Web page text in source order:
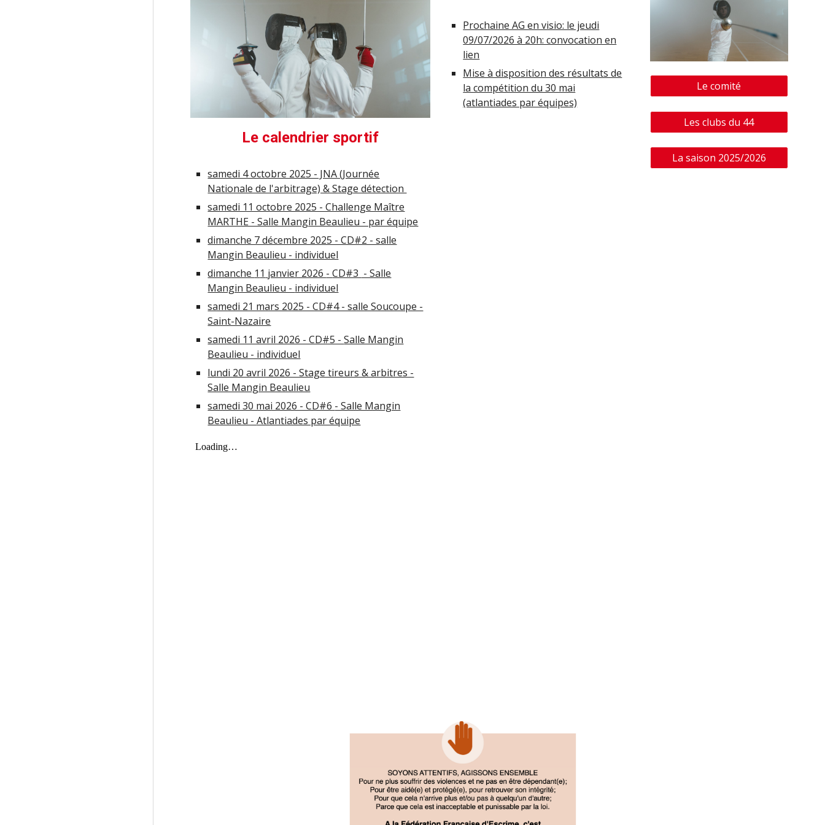
Le calendrier sportif
samedi 4 octobre 2025 - JNA (Journée
Nationale de l'arbitrage) & Stage détection
samedi 11 octobre 2025 - Challenge Maître
MARTHE - Salle Mangin Beaulieu - par équipe
dimanche 7 décembre 2025 - CD#2 - salle
Mangin Beaulieu - individuel
dimanche 1 1 janvier 2026 -CD#3 - Salle
Mangin Beaulieu - individuel
samedi 21 mars 2025 - CD#4 - salle Soucoupe -
Saint-Nazaire
samedi 11 avril 2026 - CD#5 -Salle Mangin
Beaulieu - individuel
lundi 20 avril 2026 - Stage tireurs & arbitres -
Salle Mangin Beaulieu
samedi 30 mai 2026 - CD#6 - Salle Mangin
Beaulieu -Atlantiades par équipe
Prochaine AG en visio: le jeudi
09/07/2026 à 20h: convocation en
lien
Mise à disposition des résultats de
la compétition du 30 mai
(atlantiades par équipes)
Le comité
Les clubs du 44
La saison 2025/2026